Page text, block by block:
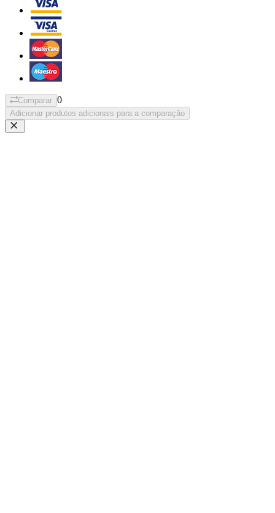
Comparar 0
Adicionar produtos adicionais para a comparação